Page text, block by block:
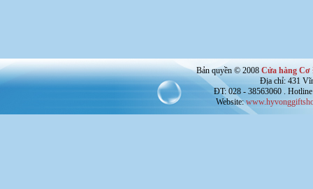
Bản quyền © 2008 Cửa hàng Cơ
Địa chỉ: 431
ĐT: 028 - 38563060 .
Website: